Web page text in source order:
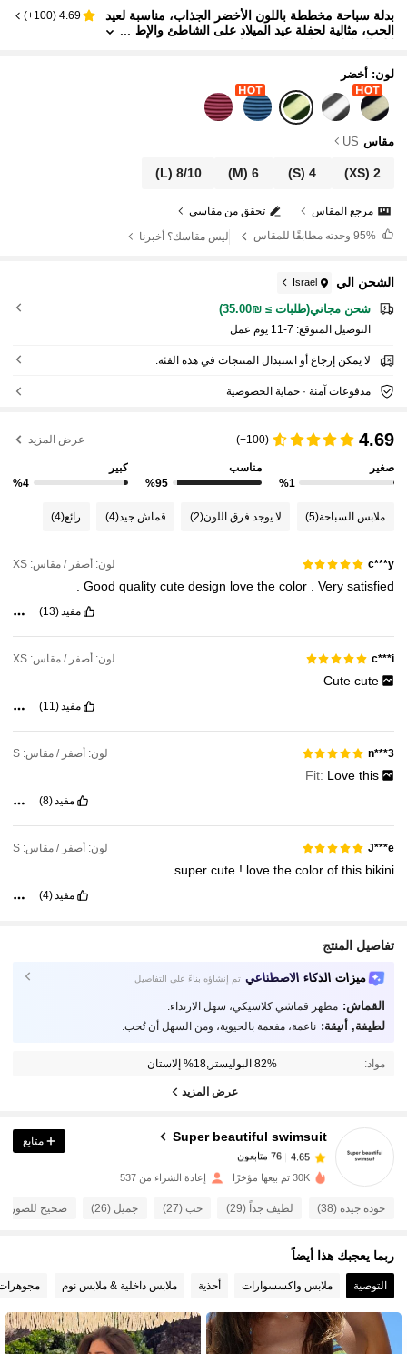
بدلة سباحة مخططة باللون الأخضر الجذاب، مناسبة لعيد
الحب، مثالية لحفلة عيد الميلاد على الشاطئ والإط
4.69
(
100+
)
لون: أخضر
مقاس US
2
(XS)
4
(S)
6
(M)
8/10
(L)
تحقق من مقاسي
مرجع المقاس
وجدته مطابقًا للمقاس ليس مقاسك؟ أخبرنا
الشحن الي Israel
شحن مجاني(طلبات ≥ ₪35.00)
التوصيل المتوقع: 7-11 يوم عمل
لا يمكن إرجاع أو استبدال المنتجات في هذه الفئة.
مدفوعات آمنة · حماية الخصوصية
4.69
(100+) عرض المزيد
صغير
%1
مناسب
%95
كبير
%4
ملابس السباحة(5) لا يوجد فرق اللون(2) قماش جيد(4) رائع(4)
c***y لون: أصفر / مقاس: XS
Good quality cute design love the color Very satisfied
مفيد (13)
c***i لون: أصفر / مقاس: XS
Cutecute
مفيد(11)
n***3 لون: أصفر / مقاس: S
Fit: Lovethis
مفيد(8)
J***e لون: أصفر / مقاس: S
super cute ! love the color of this bikini
مفيد(4)
تفاصيل المنتج
ميزات الذكاء الاصطناعي تم إنشاؤه بناءً على التفاصيل
القماش: مظهر قماشي كلاسيكي، سهل الارتداء.
لطيفة, أنيقة: ناعمة، مفعمة بالحيوية، ومن السهل أن تُحب.
مواد: 82% البوليستر,18% إلاستان
عرض المزيد
Super beautiful swimsuit
4.65 76 متابعون
4.65
76 متابعون
n***n
تم دفعمنذ 1 يوم
4.65
4.65 76 متابعون
متابع
30K تم بيعها مؤخرًا إعادة الشراء من 537
جودة جيدة (38) لطيف جداً (29) حب (27) جميل (26) صحيح للصورة
ربما يعجبك هذا أيضاً
التوصية ملابس واكسسوارات أحذية ملابس داخلية & ملابس نوم